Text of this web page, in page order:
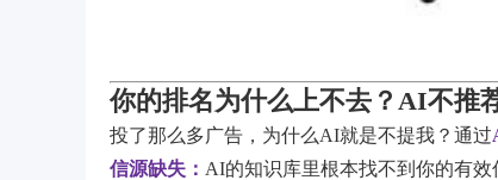
你的排名为什么上不去？AI不推
投了那么多广告，为什么AI就是不提我？通过
信源缺失： AI的知识库里根本找不到你的有效